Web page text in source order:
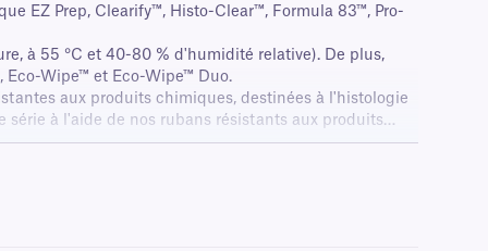
EZ Prep, Clearify™, Histo-Clear™, Formula 83™, Pro-
à 55 °C et 40-80 % d'humidité relative). De plus,
Wipe™ et Eco-Wipe™ Duo.
aux produits chimiques, destinées à l'histologie
série à l'aide de nos rubans résistants aux produits